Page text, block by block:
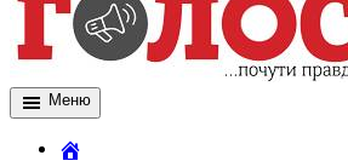
Меню